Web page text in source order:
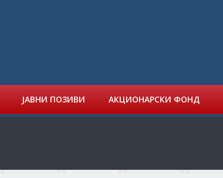
ЈАВНИ ПОЗИВИ АКЦИОНАРСКИ ФОНД